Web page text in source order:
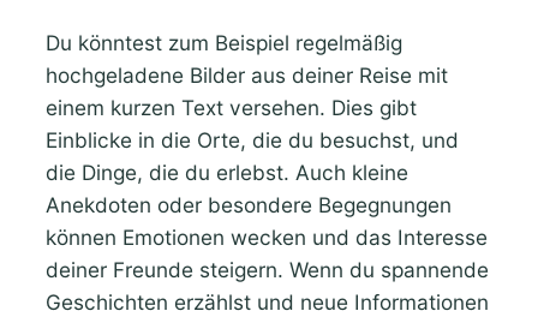
Du könntest zum Beispiel regelmäßig
hochgeladene Bilder aus deiner Reise mit
einem kurzen Text versehen. Dies gibt
Einblicke in die Orte, die du besuchst, und
die Dinge, die du erlebst. Auch kleine
Anekdoten oder besondere Begegnungen
können Emotionen wecken und das Interesse
deiner Freunde steigern. Wenn du spannende
Geschichten erzählst und neue Informationen